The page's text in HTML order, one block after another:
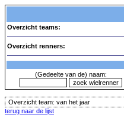
Overzicht teams:
Overzicht renners:
(Gedeelte van de) naam:
Overzicht team: van het jaar
terug naar de lijst